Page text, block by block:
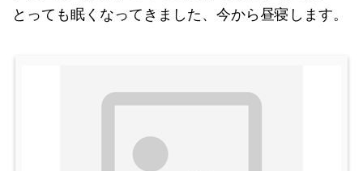
とっても眠くなってきました、今から昼寝します。